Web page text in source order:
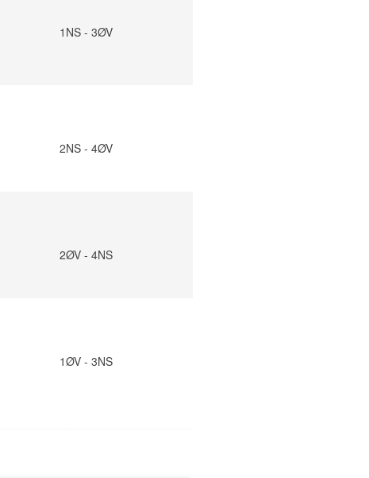
1NS - 3ØV
2NS - 4ØV
2ØV - 4NS
1ØV - 3NS